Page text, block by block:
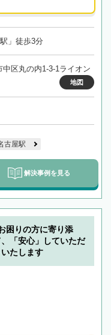
」徒歩3分
区丸の内1-3-1ライオン
地図
古屋駅
解決事例を見る
困りの方に寄り添
「安心」していただ
たします